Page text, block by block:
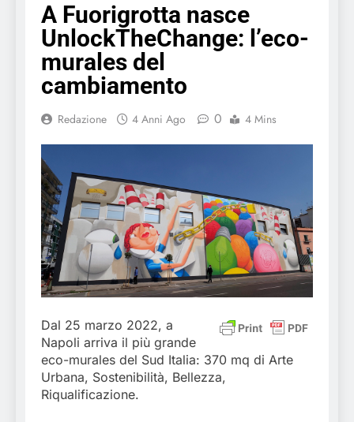
A Fuorigrotta nasce
UnlockTheChange: l’eco-
murales del
cambiamento
Redazione 4 Anni Ago 0 4 Mins
Dal 25 marzo 2022, a
Napoli arriva il più grande
eco-murales del Sud Italia: 370 mq di Arte
Urbana, Sostenibilità, Bellezza,
Riqualificazione.